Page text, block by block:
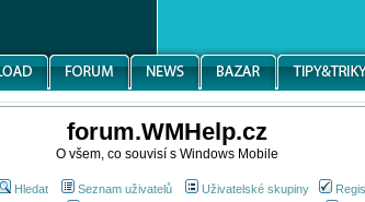
forum.WMHelp.cz
O všem, co souvisí s Windows Mobile
Hledat Seznam uživatelů Uživatelské skupiny